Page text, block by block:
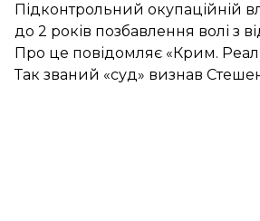
Підконтрольний окупаційній
до 2 років позбавлення волі з
Про це повідомляє «Крим.
Так званий «суд» визнав